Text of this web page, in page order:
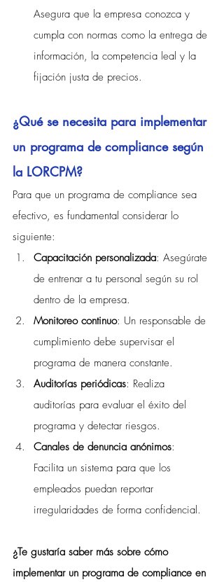
Asegura que la empresa conozca y
cumpla con normas como la entrega de
información, la competencia leal y la
fijación justa de precios.
¿Qué se necesita para implementar
un programa de compliance según
la LORCPM?
Para que un programa de compliance sea
efectivo, es fundamental considerar lo
siguiente:
Capacitación personalizada: Asegúrate
de entrenar a tu personal según su rol
dentro de la empresa.
Monitoreo continuo: Un responsable de
cumplimiento debe supervisar el
programa de manera constante.
Auditorías periódicas: Realiza
auditorías para evaluar el éxito del
programa y detectar riesgos.
Canales de denuncia anónimos:
Facilita un sistema para que los
empleados puedan reportar
irregularidades de forma confidencial.
¿Te gustaría saber más sobre cómo
implementar un programa de compliance en